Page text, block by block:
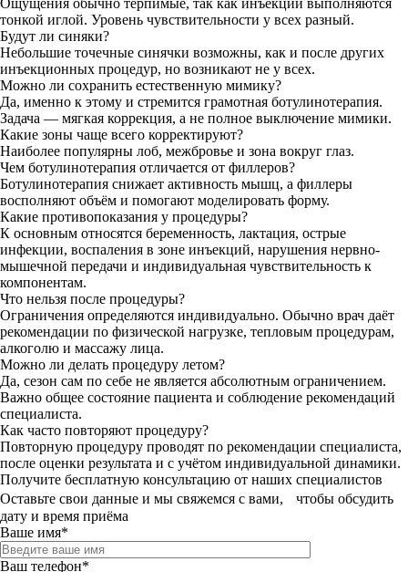
Ощущения обычно терпимые, так как инъекции выполняются
тонкой иглой. Уровень чувствительности у всех разный.
Будут ли синяки?
Небольшие точечные синячки возможны, как и после других
инъекционных процедур, но возникают не у всех.
Можно ли сохранить естественную мимику?
Да, именно к этому и стремится грамотная ботулинотерапия.
Задача — мягкая коррекция, а не полное выключение мимики.
Какие зоны чаще всего корректируют?
Наиболее популярны лоб, межбровье и зона вокруг глаз.
Чем ботулинотерапия отличается от филлеров?
Ботулинотерапия снижает активность мышц, а филлеры
восполняют объём и помогают моделировать форму.
Какие противопоказания у процедуры?
К основным относятся беременность, лактация, острые
инфекции, воспаления в зоне инъекций, нарушения нервно-
мышечной передачи и индивидуальная чувствительность к
компонентам.
Что нельзя после процедуры?
Ограничения определяются индивидуально. Обычно врач даёт
рекомендации по физической нагрузке, тепловым процедурам,
алкоголю и массажу лица.
Можно ли делать процедуру летом?
Да, сезон сам по себе не является абсолютным ограничением.
Важно общее состояние пациента и соблюдение рекомендаций
специалиста.
Как часто повторяют процедуру?
Повторную процедуру проводят по рекомендации специалиста,
после оценки результата и с учётом индивидуальной динамики.
Получите бесплатную консультацию от наших специалистов
Оставьте свои данные и мы свяжемся с вами, чтобы обсудить
дату и время приёма
Ваше имя*
Ваш телефон*